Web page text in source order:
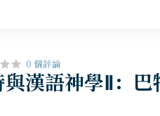
0 個評論
與漢語神學Ⅱ：